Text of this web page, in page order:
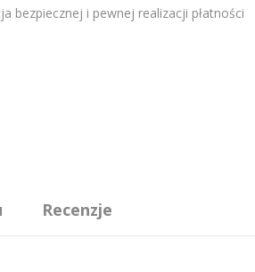
bezpiecznej i pewnej realizacji płatności
Recenzje